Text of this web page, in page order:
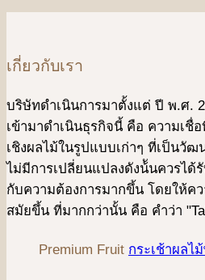
เกี่ยวกับเรา
บริษัทดําเนินการมาตั้งแต่ ปี พ.ศ.
เข้ามาดําเนินธุรกิจนี้ คือ ความเชื่
เชิงผลไม้ในรูปแบบเก่าๆ ที่เป็นวั
ไม่มีการเปลี่ยนแปลงดังน้ันควรได้
กับความต้องการมากขึ้น โดยให้ค
สมัยขึ้น ที่มากกว่านั้น คือ คําว่า
Premium Fruit กระเช้าผลไ